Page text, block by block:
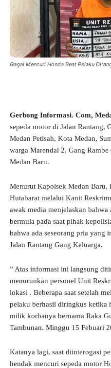
Gagal Mencuri Honda Beat Pelaku
Gerbong Informasi. Com,
sepeda motor di Jalan Rantang,
Medan Petisah, Kota Medan,
warga Marendal 2, Gang
Medan Baru.
Menurut Kapolsek Medan Baru,
Hutabarat melalui Kanit
awak media menjelaskan
bermula pada saat pihak
bahwa ada seseorang pria yang
Jalan Rantang Gang Keluarga.
” Atas informasi ini langsung
menurunkan personel Unit
lokasi . Beberapa saat setelah
pelaku berhasil diringkus ketika
milik korbanya bernama Raka
Tambunan. Minggu 15 Febuari
Katanya lagi, saat diinterogasi
hendak mencuri sepeda motor